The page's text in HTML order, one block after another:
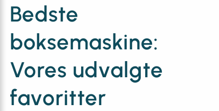
Bedste
boksemaskine:
Vores udvalgte
favoritter